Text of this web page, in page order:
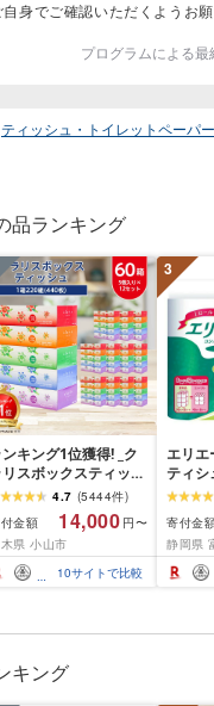
身でご確認いただくようお願
プログラムによる
ティッシュ・トイレットペーパー
品ランキング
キング1位獲得! _ク
リスボックスティッシ
箱(1箱220組(440
))(5個入り×12セット)_
ッシュ ティッシュ
パー 日用品 常備品
活用品 まとめ買い [配
不可地域:離島・沖縄
4.7 (5444件)
金額
14,000 円〜
県 小山市
10サイトで比較
3
エリエ
ティシ
ダブル
数:32
巻
パー
香り
備蓄
寄付金
静岡県
キング